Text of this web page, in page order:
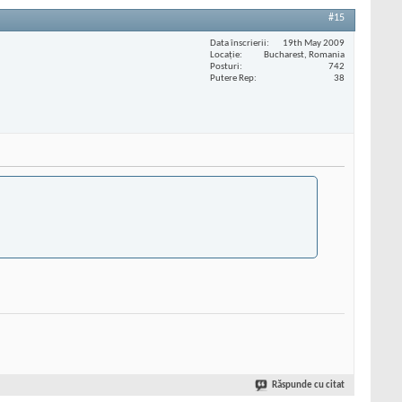
#15
Data înscrierii
19th May 2009
Locaţie
Bucharest, Romania
Posturi
742
Putere Rep
38
Răspunde cu citat